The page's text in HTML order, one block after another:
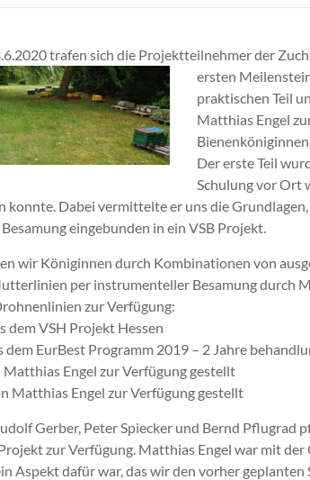
trafen sich die Projektteilnehmer der
ersten
praktischen Teil
Matthias Engel
Der erste Teil
Schulung vor Ort
konnte. Dabei vermittelte er uns die
eingebunden in ein VSB Projekt.
wir Königinnen durch Kombinationen von
per instrumenteller Besamung durch
zur Verfügung:
dem VSH Projekt Hessen
dem EurBest Programm 2019 – 2 Jahre
Matthias Engel zur Verfügung gestellt
Matthias Engel zur Verfügung gestellt
Gerber, Peter Spiecker und Bernd
zur Verfügung. Matthias Engel war mit
Aspekt dafür war, das wir den vorher